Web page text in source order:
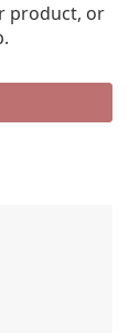
product, or